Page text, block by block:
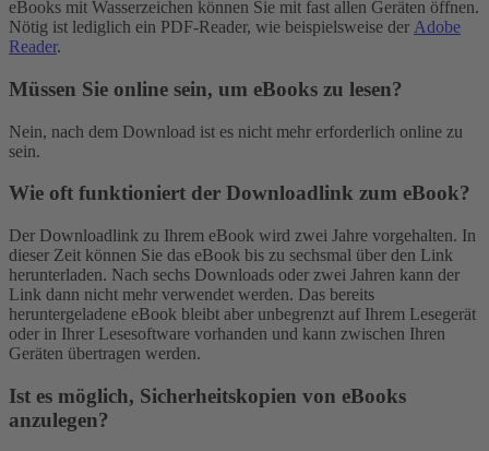
eBooks mit Wasserzeichen können Sie mit fast allen Geräten öffnen.
Nötig ist lediglich ein PDF-Reader, wie beispielsweise der Adobe
Reader.
Müssen Sie online sein, um eBooks zu lesen?
Nein, nach dem Download ist es nicht mehr erforderlich online zu
sein.
Wie oft funktioniert der Downloadlink zum eBook?
Der Downloadlink zu Ihrem eBook wird zwei Jahre vorgehalten. In
dieser Zeit können Sie das eBook bis zu sechsmal über den Link
herunterladen. Nach sechs Downloads oder zwei Jahren kann der
Link dann nicht mehr verwendet werden. Das bereits
heruntergeladene eBook bleibt aber unbegrenzt auf Ihrem Lesegerät
oder in Ihrer Lesesoftware vorhanden und kann zwischen Ihren
Geräten übertragen werden.
Ist es möglich, Sicherheitskopien von eBooks
anzulegen?